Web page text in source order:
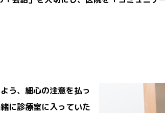
う、細心の注意を払っ
に診療室に入っていた